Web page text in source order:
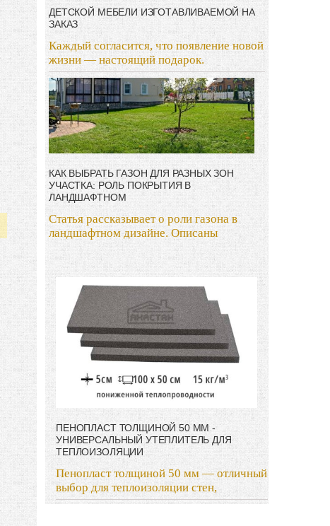
ДЕТСКОЙ МЕБЕЛИ ИЗГОТАВЛИВАЕМОЙ НА
ЗАКАЗ
Каждый согласится, что появление новой
жизни — настоящий подарок.
КАК ВЫБРАТЬ ГАЗОН ДЛЯ РАЗНЫХ ЗОН
УЧАСТКА: РОЛЬ ПОКРЫТИЯ В
ЛАНДШАФТНОМ
Статья рассказывает о роли газона в
ландшафтном дизайне. Описаны
ПЕНОПЛАСТ ТОЛЩИНОЙ 50 ММ -
УНИВЕРСАЛЬНЫЙ УТЕПЛИТЕЛЬ ДЛЯ
ТЕПЛОИЗОЛЯЦИИ
Пенопласт толщиной 50 мм — отличный
выбор для теплоизоляции стен,